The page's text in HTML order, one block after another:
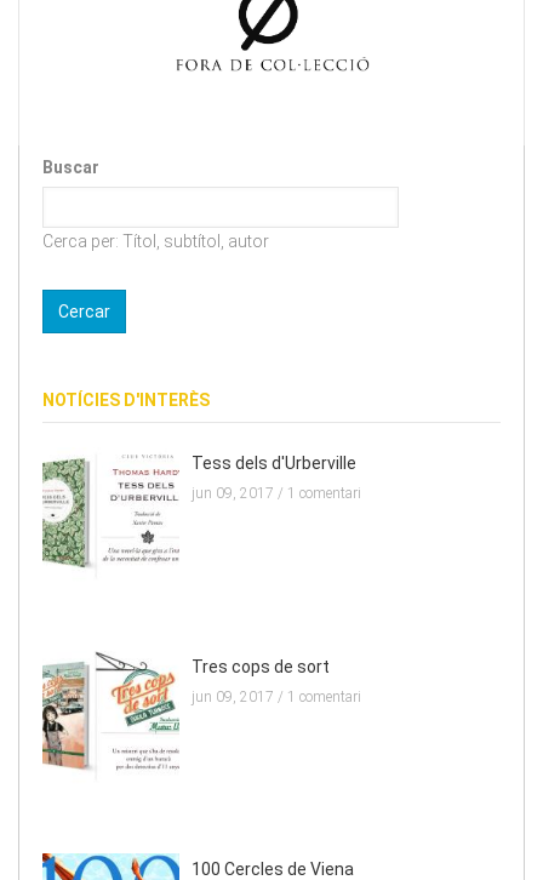
Buscar
Cerca per: Títol, subtítol, autor
NOTÍCIES D'INTERÈS
Tess dels d'Urberville
jun 09, 2017 / 1 comentari
Tres cops de sort
jun 09, 2017 / 1 comentari
100 Cercles de Viena